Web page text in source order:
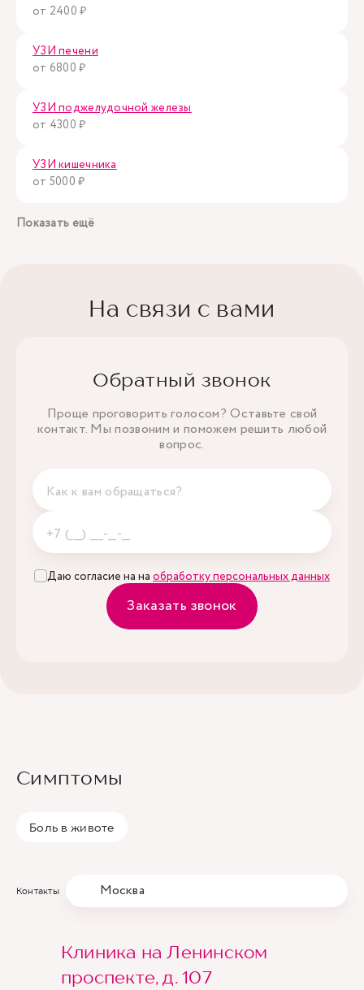
от 2400 ₽
УЗИ печени
от 6800 ₽
УЗИ поджелудочной железы
от 4300 ₽
УЗИ кишечника
от 5000 ₽
Показать ещё
На связи с вами
Обратный звонок
Проще проговорить голосом? Оставьте свой
контакт. Мы позвоним и поможем решить любой
вопрос.
Даю согласие на на обработку персональных данных
Заказать звонок
Симптомы
Боль в животе
Контакты Москва
Клиника на Ленинском
проспекте, д. 107